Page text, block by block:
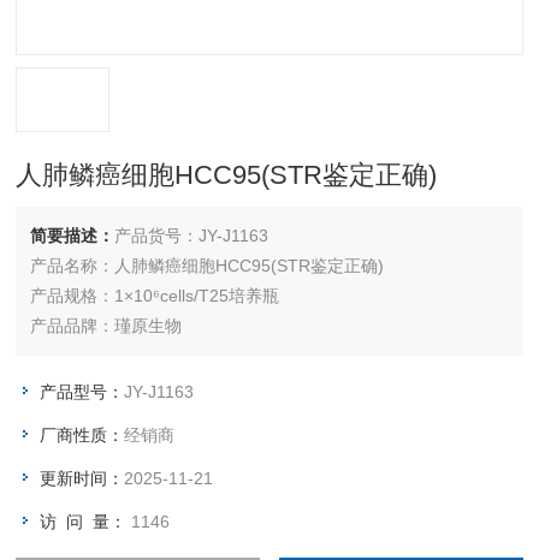
人肺鳞癌细胞HCC95(STR鉴定正确)
简要描述： 产品货号：JY-J1163
产品名称：人肺鳞癌细胞HCC95(STR鉴定正确)
产品规格：1×10⁶cells/T25培养瓶
产品品牌：瑾原生物
产品型号：JY-J1163
厂商性质：经销商
更新时间： 2025-11-21
访 问 量： 1146